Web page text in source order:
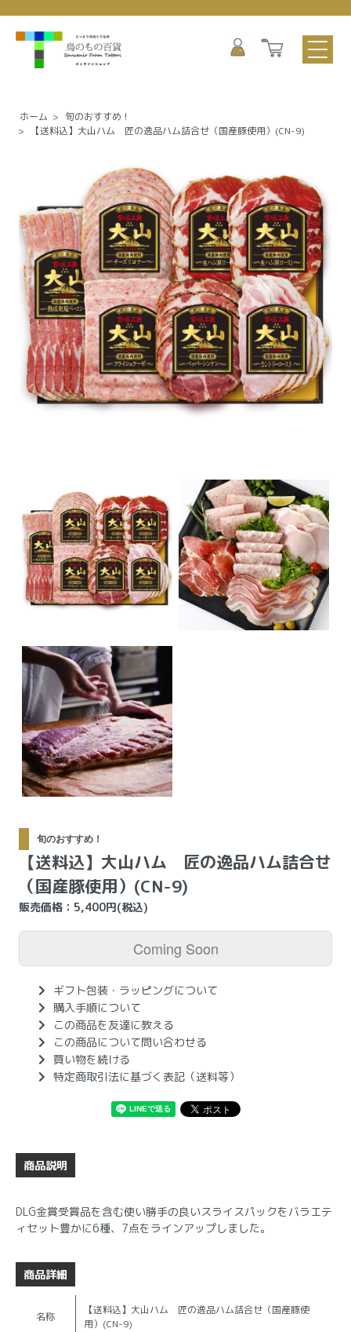
ホーム > 旬のおすすめ！
>
【送料込】大山ハム 匠の逸品ハム詰合せ（国産豚使用）(CN-9)
旬のおすすめ！
【送料込】大山ハム 匠の逸品ハム詰合せ
（国産豚使用）(CN-9)
販売価格：5,400円(税込)
Coming Soon
ギフト包装・ラッピングについて
購入手順について
この商品を友達に教える
この商品について問い合わせる
買い物を続ける
特定商取引法に基づく表記（送料等）
商品説明
DLG金賞受賞品を含む使い勝手の良いスライスパックをバラエテ
ィセット豊かに6種、7点をラインアップしました。
商品詳細
名称
【送料込】大山ハム 匠の逸品ハム詰合せ（国産豚使
用）(CN-9)